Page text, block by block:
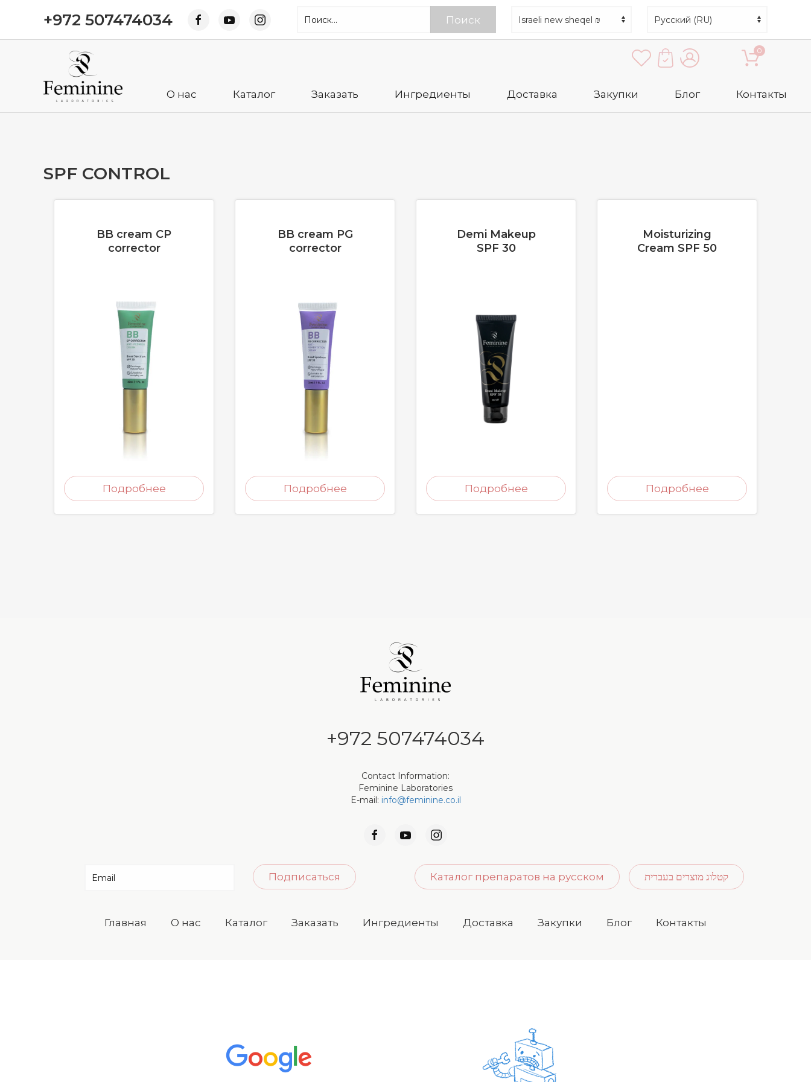
+972 507474034 Поиск
0
О нас Каталог Заказать Ингредиенты Доставка Закупки Блог Контакты
SPF CONTROL
BB cream CP
corrector
Подробнее
BB cream PG
corrector
Подробнее
Demi Makeup
SPF 30
Подробнее
Moisturizing
Cream SPF 50
Подробнее
+972 507474034
Contact Information:
Feminine Laboratories
E-mail: info@feminine.co.il
Подписаться Каталог препаратов на русском קטלוג מוצרים בעברית
Главная О нас Каталог Заказать Ингредиенты Доставка Закупки Блог Контакты